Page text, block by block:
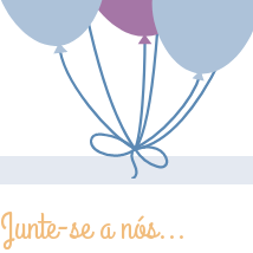
Junte-se a nós...